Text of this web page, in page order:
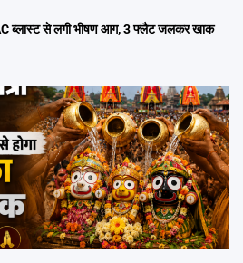
ब्लास्ट से लगी भीषण आग, 3 फ्लैट जलकर खाक